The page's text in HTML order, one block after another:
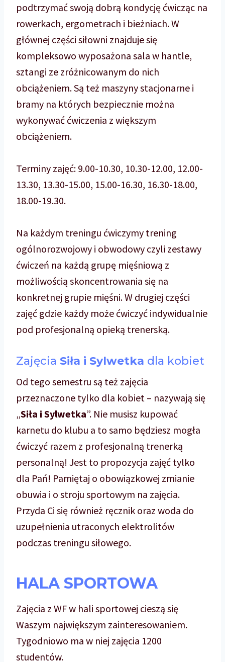
podtrzymać swoją dobrą kondycję ćwicząc na
rowerkach, ergometrach i bieżniach. W
głównej części siłowni znajduje się
kompleksowo wyposażona sala w hantle,
sztangi ze zróżnicowanym do nich
obciążeniem. Są też maszyny stacjonarne i
bramy na których bezpiecznie można
wykonywać ćwiczenia z większym
obciążeniem.
Terminy zajęć: 9.00-10.30, 10.30-12.00, 12.00-
13.30, 13.30-15.00, 15.00-16.30, 16.30-18.00,
18.00-19.30.
Na każdym treningu ćwiczymy trening
ogólnorozwojowy i obwodowy czyli zestawy
ćwiczeń na każdą grupę mięśniową z
możliwością skoncentrowania się na
konkretnej grupie mięśni. W drugiej części
zajęć gdzie każdy może ćwiczyć indywidualnie
pod profesjonalną opieką trenerską.
Zajęcia Siła i Sylwetka dla kobiet
Od tego semestru są też zajęcia
przeznaczone tylko dla kobiet – nazywają się
„Siła i Sylwetka”. Nie musisz kupować
karnetu do klubu a to samo będziesz mogła
ćwiczyć razem z profesjonalną trenerką
personalną! Jest to propozycja zajęć tylko
dla Pań! Pamiętaj o obowiązkowej zmianie
obuwia i o stroju sportowym na zajęcia.
Przyda Ci się również ręcznik oraz woda do
uzupełnienia utraconych elektrolitów
podczas treningu siłowego.
HALA SPORTOWA
Zajęcia z WF w hali sportowej cieszą się
Waszym największym zainteresowaniem.
Tygodniowo ma w niej zajęcia 1200
studentów.